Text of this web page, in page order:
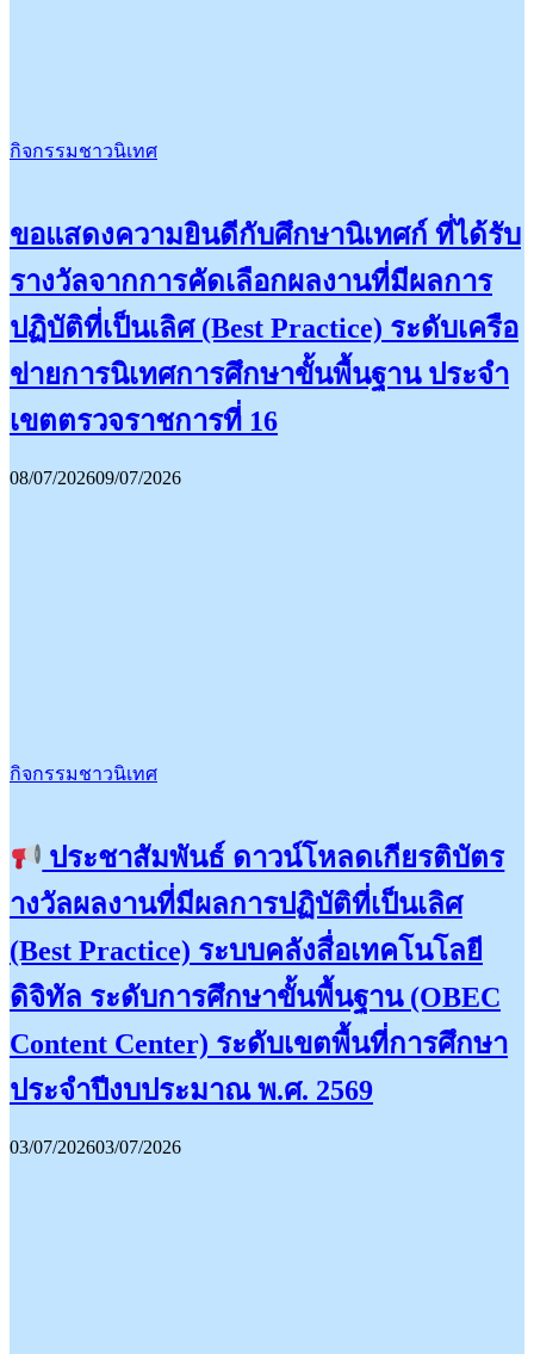
กิจกรรมชาวนิเทศ
ขอแสดงความยินดีกับศึกษานิเทศก์ ที่ได้รับ
รางวัลจากการคัดเลือกผลงานที่มีผลการ
ปฏิบัติที่เป็นเลิศ (Best Practice) ระดับเครือ
ข่ายการนิเทศการศึกษาขั้นพื้นฐาน ประจำ
เขตตรวจราชการที่ 16
08/07/202609/07/2026
กิจกรรมชาวนิเทศ
ประชาสัมพันธ์ ดาวน์โหลดเกียรติบัตร
างวัลผลงานที่มีผลการปฏิบัติที่เป็นเลิศ
(Best Practice) ระบบคลังสื่อเทคโนโลยี
ดิจิทัล ระดับการศึกษาขั้นพื้นฐาน (OBEC
Content Center) ระดับเขตพื้นที่การศึกษา
ประจำปีงบประมาณ พ.ศ. 2569
03/07/202603/07/2026